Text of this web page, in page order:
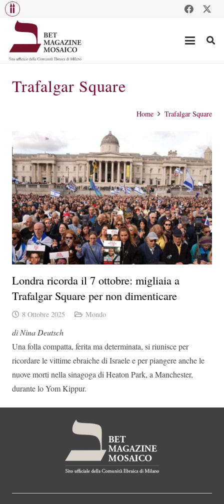
Trafalgar Square
Home Trafalgar Square
Londra ricorda il 7 ottobre: migliaia a
Trafalgar Square per non dimenticare
8 Ottobre 2025 Mondo
di Nina Deutsch
Una folla compatta, ferita ma determinata, si riunisce per
ricordare le vittime ebraiche di Israele e per piangere anche le
nuove morti nella sinagoga di Heaton Park, a Manchester,
durante lo Yom Kippur.